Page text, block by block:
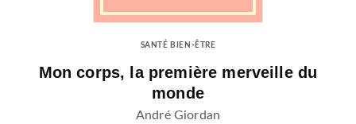
SANTÉ BIEN-ÊTRE
Mon corps, la première merveille du
monde
André Giordan